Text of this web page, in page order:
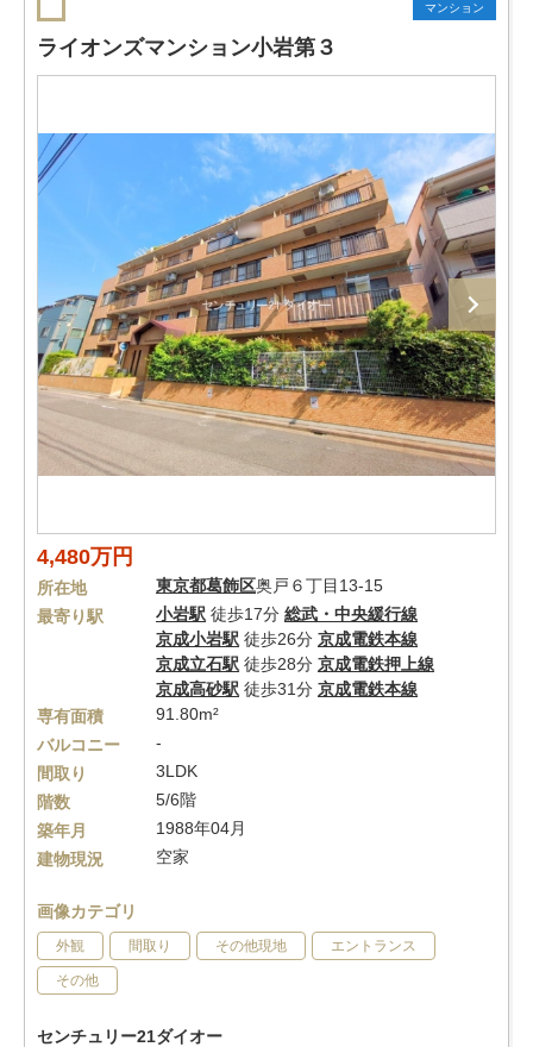
マンション
ライオンズマンション小岩第３
4,480万円
所在地 東京都葛飾区奥戸６丁目13-15
最寄り駅
小岩駅 徒歩17分 総武・中央緩行線
京成小岩駅 徒歩26分 京成電鉄本線
京成立石駅 徒歩28分 京成電鉄押上線
京成高砂駅 徒歩31分 京成電鉄本線
専有面積
91.80m²
バルコニー
-
間取り
3LDK
階数
5/6階
築年月
1988年04月
建物現況
空家
画像カテゴリ
外観 間取り その他現地 エントランス
その他
センチュリー21ダイオー